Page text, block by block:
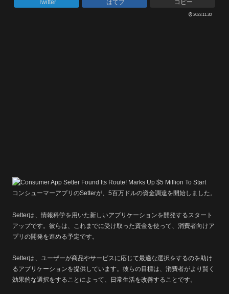
Twitter はてブ コピー
2023.11.30
コンシューマーアプリのSetterが、5百万ドルの資金調達を開始しました。
Setterは、情報科学を用いた新しいアプリケーションを開発するスタート
アップです。彼らは、これまでに受け取った資金を使って、消費者向けア
プリの開発を進める予定です。
Setterは、ユーザーが商品やサービスに応じて最適な選択をするのを助け
るアプリケーションを提供しています。彼らの目標は、消費者がより賢く
効果的な選択をすることによって、日常生活を改善することです。